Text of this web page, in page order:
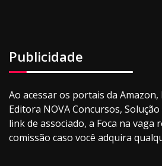
Publicidade
Ao acessar os portais da
Editora NOVA Concursos,
link de associado, a Foca na vaga
comissão caso você adquira